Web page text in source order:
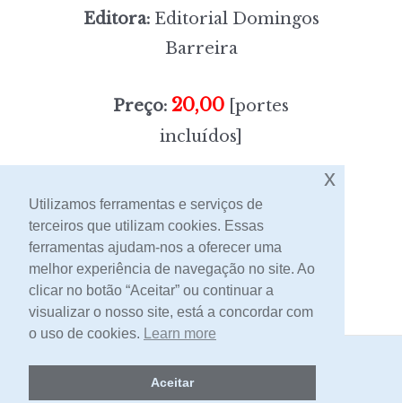
Editora:Editorial Domingos
Barreira
Preço: 20,00 [portes
incluídos]
Sem stock
Contacto
2026 -Livraria Egrégora
Utilizamos ferramentas e serviços de
terceiros que utilizam cookies. Essas
ferramentas ajudam-nos a oferecer uma
melhor experiência de navegação no site. Ao
clicar no botão “Aceitar” ou continuar a
visualizar o nosso site, está a concordar com
o uso de cookies. Learn more
Aceitar
x